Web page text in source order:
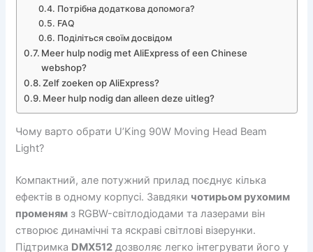
Потрібна додаткова допомога?
FAQ
Поділіться своїм досвідом
Meer hulp nodig met AliExpress of een Chinese
webshop?
Zelf zoeken op AliExpress?
Meer hulp nodig dan alleen deze uitleg?
Чому варто обрати U’King 90W Moving Head Beam
Light?
Компактний, але потужний прилад поєднує кілька
ефектів в одному корпусі. Завдяки чотирьом рухомим
променям з RGBW-світлодіодами та лазерами він
створює динамічні та яскраві світлові візерунки.
Підтримка DMX512 дозволяє легко інтегрувати його у